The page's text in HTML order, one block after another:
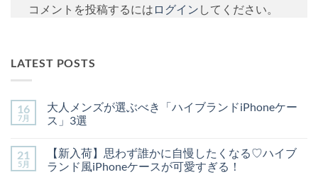
コメントを投稿するには ログイン してください。
LATEST POSTS
16
7月
大人メンズが選ぶべき「ハイブランドiPhoneケー
ス」3選
ン
ズ
ト
は
21
5月
【新入荷】思わず誰かに自慢したくなる♡ハイブ
ランド風iPhoneケースが可愛すぎる！